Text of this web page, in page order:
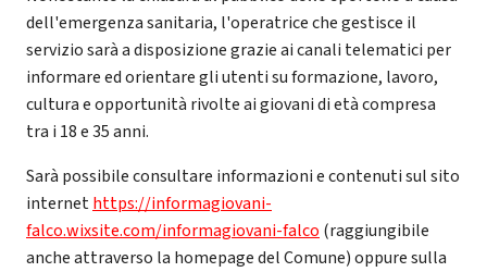
dell'emergenza sanitaria, l'operatrice che gestisce il
servizio sarà a disposizione grazie ai canali telematici per
informare ed orientare gli utenti su formazione, lavoro,
cultura e opportunità rivolte ai giovani di età compresa
tra i 18 e 35 anni.
Sarà possibile consultare informazioni e contenuti sul sito
internethttps://informagiovani-
falco.wixsite.com/informagiovani-falco (raggiungibile
anche attraverso la homepage del Comune) oppure sulla